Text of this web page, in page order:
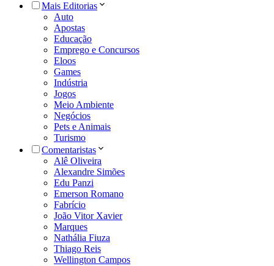
Mais Editorias
Auto
Apostas
Educação
Emprego e Concursos
Eloos
Games
Indústria
Jogos
Meio Ambiente
Negócios
Pets e Animais
Turismo
Comentaristas
Alê Oliveira
Alexandre Simões
Edu Panzi
Emerson Romano
Fabrício
João Vitor Xavier
Marques
Nathália Fiuza
Thiago Reis
Wellington Campos